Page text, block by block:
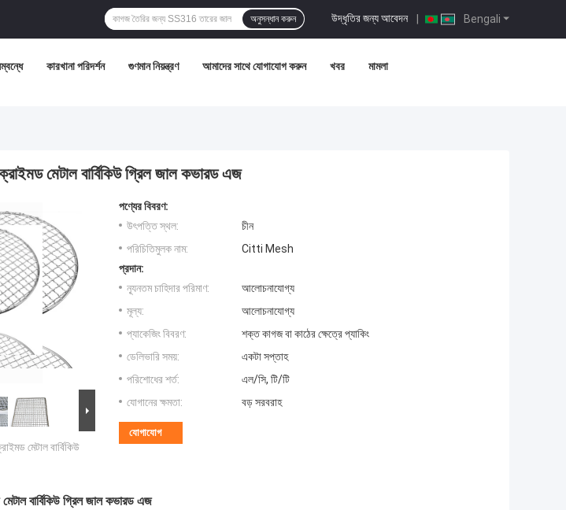
Bengali
উদ্ধৃতির জন্য আবেদন |
অনুসন্ধান করুন
কারখানা পরিদর্শন গুণমান নিয়ন্ত্রণ আমাদের সাথে যোগাযোগ করুন খবর মামলা
মেটাল বার্বিকিউ গ্রিল জাল কভারড এজ
মেটাল বার্বিকিউ
পণ্যের বিবরণ:
উৎপত্তি স্থল:
চীন
পরিচিতিমুলক নাম:
Citti Mesh
প্রদান:
ন্যূনতম চাহিদার পরিমাণ:
আলোচনাযোগ্য
মূল্য:
আলোচনাযোগ্য
প্যাকেজিং বিবরণ:
শক্ত কাগজ বা কাঠের ক্ষেত্রে প্যাকিং
ডেলিভারি সময়:
একটা সপ্তাহ
পরিশোধের শর্ত:
এল/সি, টি/টি
যোগানের ক্ষমতা:
বড় সরবরাহ
যোগাযোগ
বার্বিকিউ গ্রিল জাল কভারড এজ